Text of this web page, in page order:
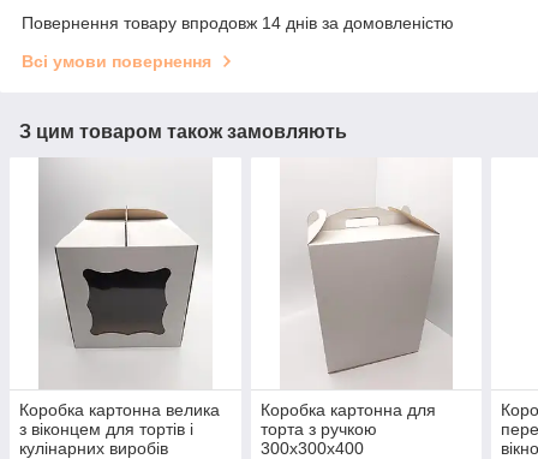
Повернення товару впродовж 14 днів за домовленістю
Всі умови повернення
З цим товаром також замовляють
Коробка картонна велика
з віконцем для тортів і
кулінарних виробів
Коробка картонна для
торта з ручкою
300х300х400